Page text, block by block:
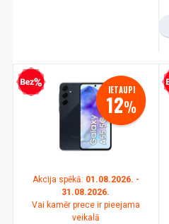
kredīts IETAUPI
12%
Akcija spēkā: 01.08.2026. -
31.08.2026.
Vai kamēr prece ir pieejama
veikalā